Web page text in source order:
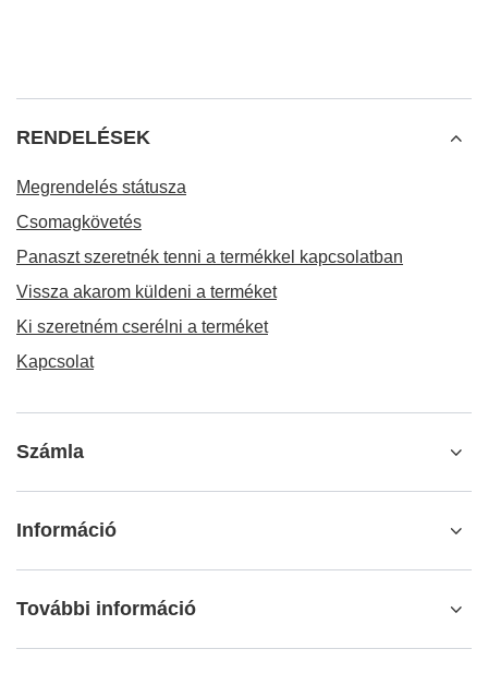
RENDELÉSEK
Megrendelés státusza
Csomagkövetés
Panaszt szeretnék tenni a termékkel kapcsolatban
Vissza akarom küldeni a terméket
Ki szeretném cserélni a terméket
Kapcsolat
Számla
Információ
További információ